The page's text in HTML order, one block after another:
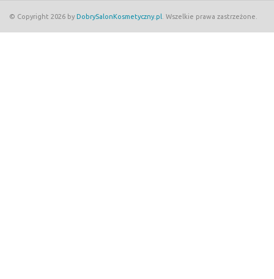
© Copyright 2026 by DobrySalonKosmetyczny.pl . Wszelkie prawa zastrzeżone.